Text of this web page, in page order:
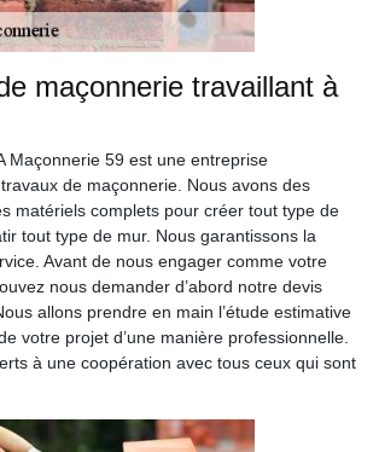
maçonnerie travaillant à
Maçonnerie 59 est une entreprise
de maçonnerie. Nous avons des
matériels complets pour créer tout type de
tout type de mur. Nous garantissons la
Avant de nous engager comme votre
nous demander d’abord notre devis
allons prendre en main l’étude estimative
votre projet d’une manière professionnelle.
à une coopération avec tous ceux qui sont